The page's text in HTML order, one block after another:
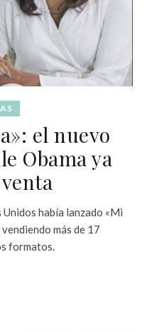
el nuevo
Obama ya
había lanzado «Mi
más de 17
formatos.